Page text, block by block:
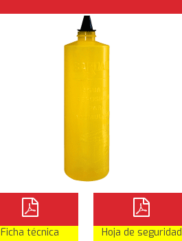
Ficha técnica Hoja de seguridad